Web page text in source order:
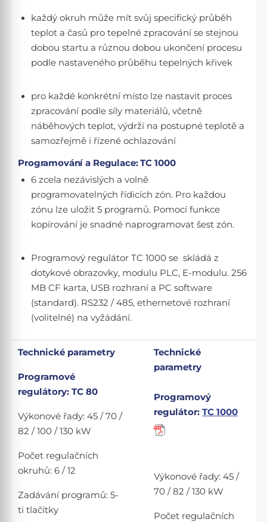
každý okruh může mít svůj specifický průběh
teplot a časů pro tepelné zpracování se stejnou
dobou startu a různou dobou ukončení procesu
podle nastaveného průběhu tepelných křivek
pro každé konkrétní místo lze nastavit proces
zpracování podle síly materiálů, včetně
náběhových teplot, výdrží na postupné teplotě a
samozřejmě i řízené ochlazování
Programování a Regulace: TC 1000
6 zcela nezávislých a volně
programovatelných řídicích zón. Pro každou
zónu lze uložit 5 programů. Pomocí funkce
kopírování je snadné naprogramovat šest zón.
Programový regulátor TC 1000 se skládá z
dotykové obrazovky, modulu PLC, E-modulu. 256
MB CF karta, USB rozhraní a PC software
(standard). RS232 / 485, ethernetové rozhraní
(volitelné) na vyžádání.
Technické parametry
Programové
regulátory: TC 80
Výkonové řady: 45 / 70 /
82 / 100 / 130 kW
Počet regulačních
okruhů: 6 / 12
Zadávání programů: 5-
ti tlačítky
Technické
parametry
Programový
regulátor:TC 1000
Výkonové řady: 45 /
70 / 82 / 130 kW
Počet regulačních